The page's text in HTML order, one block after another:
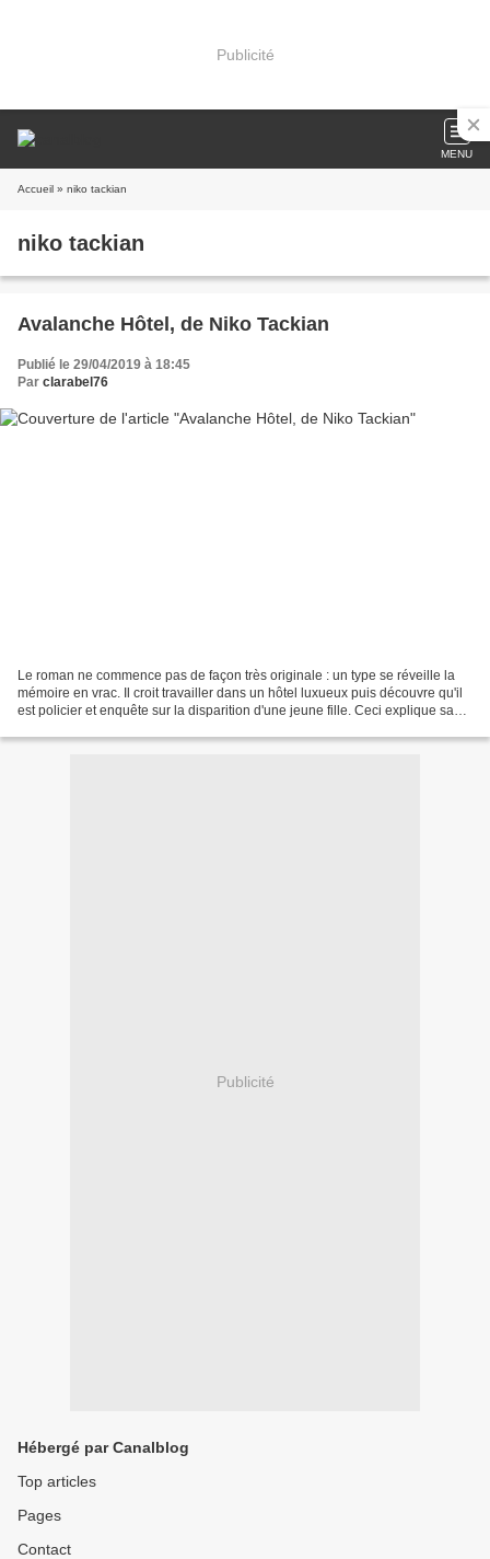
Publicité
MENU
Accueil » niko tackian
niko tackian
Avalanche Hôtel, de Niko Tackian
Publié le 29/04/2019 à 18:45
Par clarabel76
Le roman ne commence pas de façon très originale : un type se réveille la
mémoire en vrac. Il croit travailler dans un hôtel luxueux puis découvre qu'il
est policier et enquête sur la disparition d'une jeune fille. Ceci explique sans
Publicité
Hébergé par Canalblog
Top articles
Pages
Contact